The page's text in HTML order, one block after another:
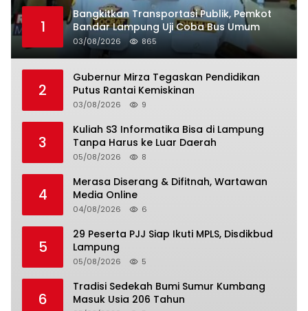
1
Bangkitkan Transportasi Publik, Pemkot
Bandar Lampung Uji Coba Bus Umum
03/08/2026 865
2
Gubernur Mirza Tegaskan Pendidikan
Putus Rantai Kemiskinan
03/08/2026 9
3
Kuliah S3 Informatika Bisa di Lampung
Tanpa Harus ke Luar Daerah
05/08/2026 8
4
Merasa Diserang & Difitnah, Wartawan
Media Online
04/08/2026 6
5
29 Peserta PJJ Siap Ikuti MPLS, Disdikbud
Lampung
05/08/2026 5
6
Tradisi Sedekah Bumi Sumur Kumbang
Masuk Usia 206 Tahun